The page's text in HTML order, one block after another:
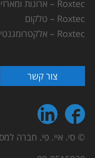
Roxtec – ארונות ומארזים
Roxtec – טלקום
Roxtec – אלקטרומגנטיות והארקה
צור קשר
© סי. איי. פי. חברה